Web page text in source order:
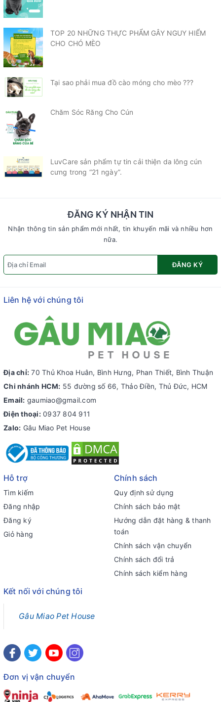
TOP 20 NHỮNG THỰC PHẨM GÂY NGUY HIỂM
CHO CHÓ MÈO
Tại sao phải mua đồ cào móng cho mèo ???
Chăm Sóc Răng Cho Cún
LuvCare sản phẩm tự tin cải thiện da lông cún
cưng trong “21 ngày”.
ĐĂNG KÝ NHẬN TIN
Nhận thông tin sản phẩm mới nhất, tin khuyến mãi và nhiều hơn
nữa.
ĐĂNG KÝ
Liên hệ với chúng tôi
Địa chỉ: 70 Thủ Khoa Huân, Bình Hưng, Phan Thiết, Bình Thuận
Chi nhánh HCM: 55 đường số 66, Thảo Điền, Thủ Đức, HCM
Email: gaumiao@gmail.com
Điện thoại: 0937 804 911
Zalo: Gâu Miao Pet House
Hỗ trợ
Tìm kiếm
Đăng nhập
Đăng ký
Giỏ hàng
Chính sách
Quy định sử dụng
Chính sách bảo mật
Hướng dẫn đặt hàng & thanh
toán
Chính sách vận chuyển
Chính sách đổi trả
Chính sách kiểm hàng
Kết nối với chúng tôi
Gâu Miao Pet House
Đơn vị vận chuyển